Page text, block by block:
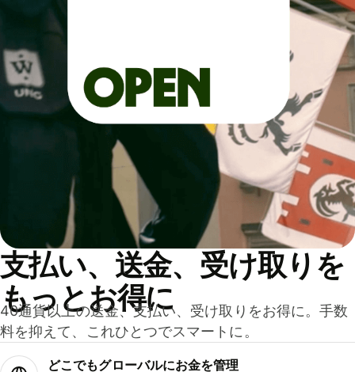
支払い、送金、受け取りを
もっとお得に
40通貨以上の送金、支払い、受け取りをお得に。手数
料を抑えて、これひとつでスマートに。
どこでもグ⁠ロ⁠ー⁠バ⁠ルにお金を管理